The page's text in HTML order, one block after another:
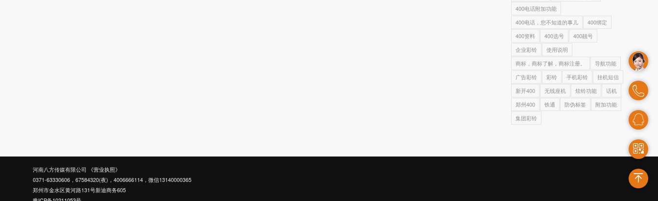
400电话附加功能
400电话，您不知道的事儿
400绑定
400资料
400选号
400靓号
企业彩铃
使用说明
商标，商标了解，商标注册。
导航功能
广告彩铃
彩铃 手机彩铃
挂机短信
新开400
无线座机 炫铃功能
话机
郑州400
铁通 防伪标签
附加功能
集团彩铃
河南八方传媒有限公司
《营业执照》
0371-63330606，67584320(夜)，4006666114，微信13140000365
郑州市金水区黄河路131号新迪商务605